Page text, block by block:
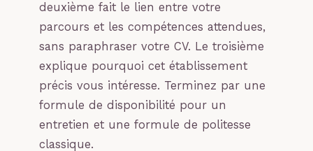
deuxième fait le lien entre votre
parcours et les compétences attendues,
sans paraphraser votre CV. Le troisième
explique pourquoi cet établissement
précis vous intéresse. Terminez par une
formule de disponibilité pour un
entretien et une formule de politesse
classique.